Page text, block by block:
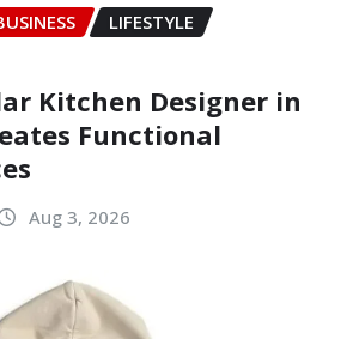
LIFESTYLE
Kitchen Designer in
Functional
Aug 3, 2026